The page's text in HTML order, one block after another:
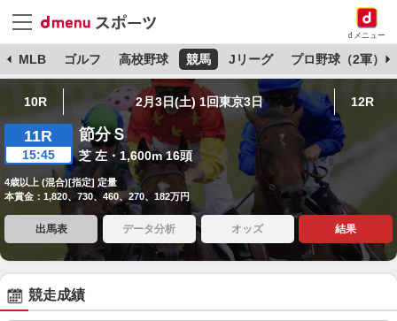
dメニュー
MLB ゴルフ 高校野球 競馬 Jリーグ プロ野球（2軍）
10R 2月3日(土) 1回東京3日 12R
11R
15:45
節分Ｓ
芝 左・1,600m 16頭
4歳以上 (混合)[指定] 定量
本賞金：1,820、730、460、270、182万円
出馬表 データ分析 オッズ 結果
競走成績